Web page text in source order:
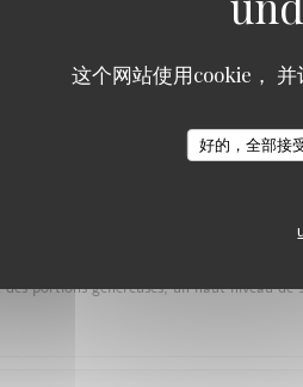
这个网站使用cookie， 并
好的，全部接
(le curry d'agneau est une tuerie
portions généreuses, un haut niveau